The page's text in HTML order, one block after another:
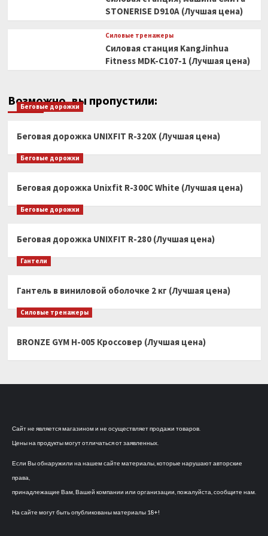
STONERISE D910A (Лучшая цена)
Силовые тренажеры
Силовая станция KangJinhua
Fitness MDK-C107-1 (Лучшая цена)
Возможно, вы пропустили:
Беговые дорожки
Беговая дорожка UNIXFIT R-320X (Лучшая цена)
Беговые дорожки
Беговая дорожка Unixfit R-300C White (Лучшая цена)
Беговые дорожки
Беговая дорожка UNIXFIT R-280 (Лучшая цена)
Гантели
Гантель в виниловой оболочке 2 кг (Лучшая цена)
Силовые тренажеры
BRONZE GYM H-005 Кроссовер (Лучшая цена)
Сайт не является магазином и не осуществляет продажи товаров.
Цены на продукты могут отличаться от заявленных.
Если Вы обнаружили на нашем сайте материалы, которые нарушают авторские
права,
принадлежащие Вам, Вашей компании или организации, пожалуйста, сообщите нам.
На сайте могут быть опубликованы материалы 18+!